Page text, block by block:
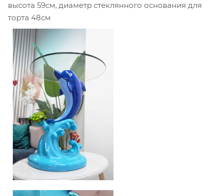
высота 59см, диаметр стеклянного основания для
торта 48см